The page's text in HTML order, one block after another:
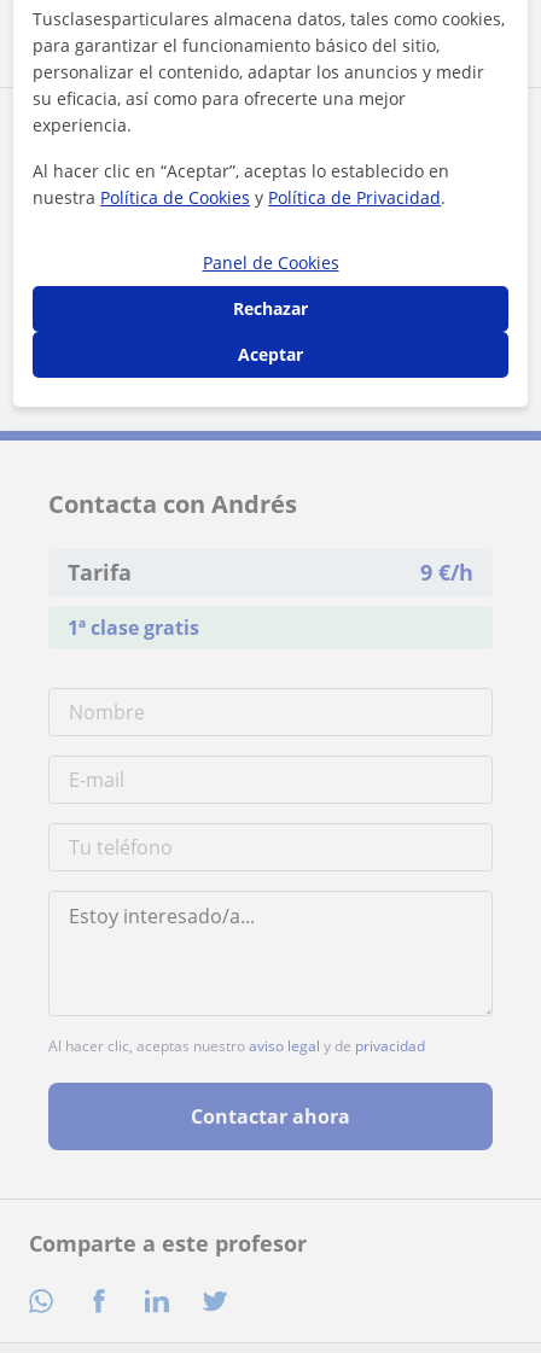
Comparte a este profesor
Zona de Andrés
Localidades a las que se desplaza para dar clase
San Juan de Aznalfarache
Castilleja de la Cuesta
Camas Bormujos
Contacta con Andrés
Tarifa 9 €/h
1ª clase gratis
Al hacer clic, aceptas nuestroaviso legal y de privacidad
Contactar ahora
Tusclasesparticulares almacena datos, tales como cookies,
para garantizar el funcionamiento básico del sitio,
personalizar el contenido, adaptar los anuncios y medir
su eficacia, así como para ofrecerte una mejor
experiencia.
Al hacer clic en “Aceptar”, aceptas lo establecido en
nuestra Política de Cookies y Política de Privacidad.
Panel de Cookies
Rechazar
Aceptar